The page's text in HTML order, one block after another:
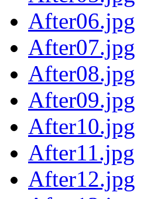
After06.jpg
After07.jpg
After08.jpg
After09.jpg
After10.jpg
After11.jpg
After12.jpg